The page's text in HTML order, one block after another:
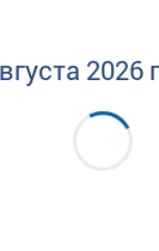
2026